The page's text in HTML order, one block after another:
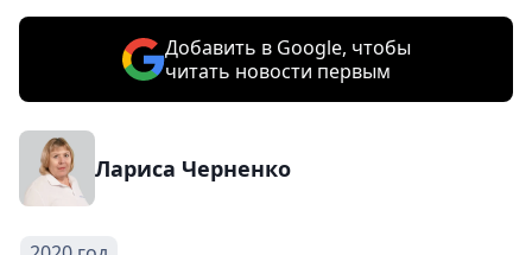
Добавить в Google, чтобы
читать новости первым
Лариса Черненко